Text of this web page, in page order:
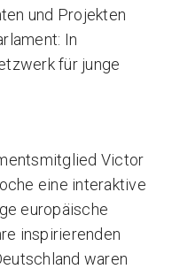
und Projekten
In
für junge
Victor
eine interaktive
europäische
inspirierenden
waren